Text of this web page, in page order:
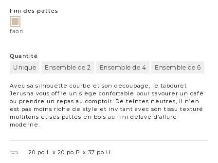
Avec sa silhouette courbe et son découpage, le tabouret
Jerusha vous offre un siège confortable pour savourer un café
ou prendre un repas au comptoir. De teintes neutres, il n’en
est pas moins riche de style et invitant avec son tissu texturé
multitons et ses pattes en bois au fini délavé d’allure
moderne.
Fini des pattes
faon
Quantité
Unique Ensemble de 2 Ensemble de 4 Ensemble de 6
20 po L 20 po P 37 po H